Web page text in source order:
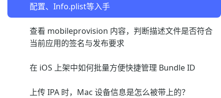
配置、Info.plist等入手
查看 mobileprovision 内容，判断描述文件是否符合
当前应用的签名与发布要求
在 iOS 上架中如何批量方便快捷管理 Bundle ID
上传 IPA 时，Mac 设备信息是怎么被带上的？